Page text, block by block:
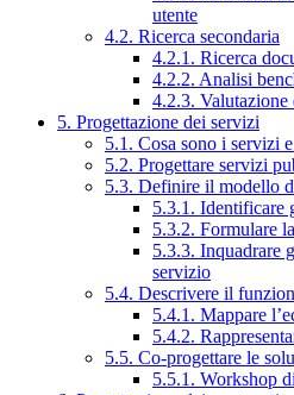
utente
4.2. Ricerca secondaria
4.2.1. Ricerca
4.2.2. Analisi
4.2.3. Valutazione
5. Progettazione dei servizi
5.1. Cosa sono i servizi
5.2. Progettare servizi
5.3. Definire il modello
5.3.1. Identificare
5.3.2. Formulare
5.3.3. Inquadrare
servizio
5.4. Descrivere il
5.4.1. Mappare
5.4.2.
5.5. Co-progettare le
5.5.1. Workshop